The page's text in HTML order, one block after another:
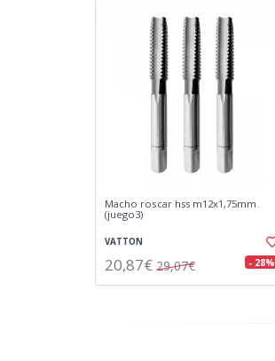
Macho roscar hss m12x1,75mm.
(juego3)
VATTON
20,87€ 29,07€ - 28%